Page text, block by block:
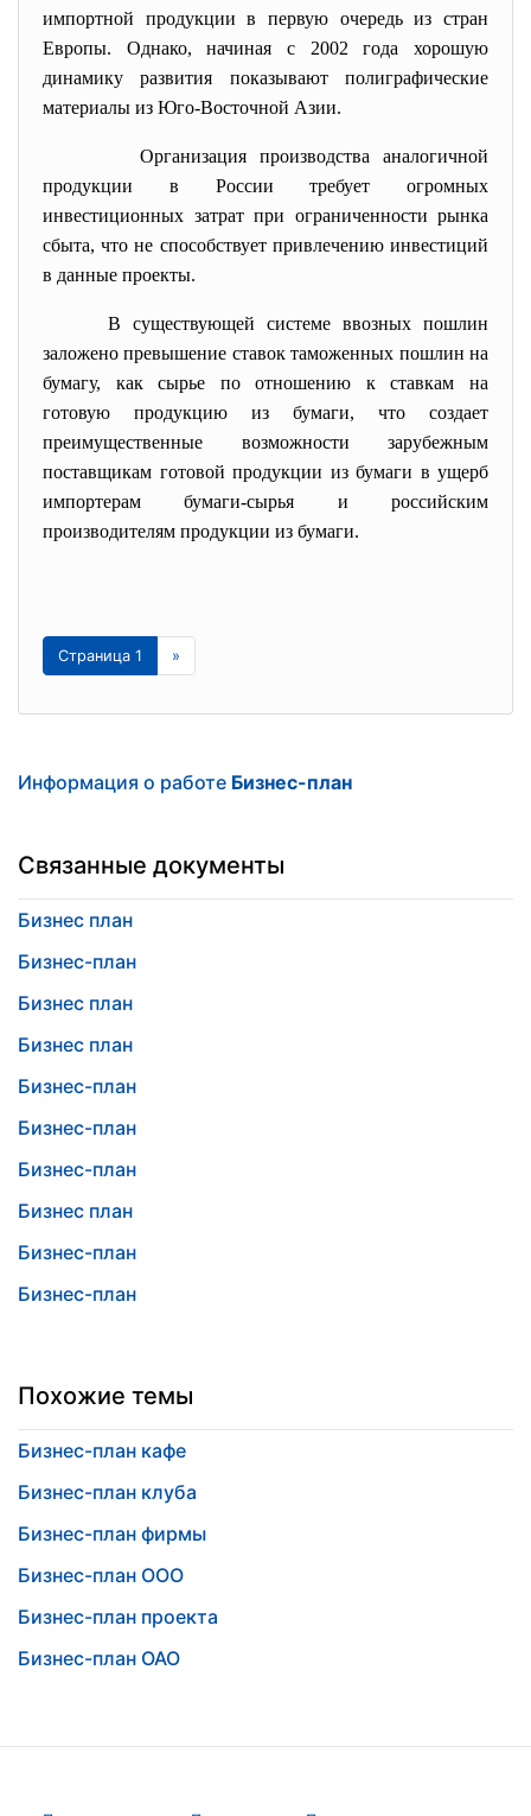
импортной продукции в первую очередь из стран
Европы. Однако, начиная с 2002 года хорошую
динамику развития показывают полиграфические
материалы из Юго-Восточной Азии.
Организация производства аналогичной
продукции в России требует огромных
инвестиционных затрат при ограниченности рынка
сбыта, что не способствует привлечению инвестиций
в данные проекты.
В существующей системе ввозных пошлин
заложено превышение ставок таможенных пошлин на
бумагу, как сырье по отношению к ставкам на
готовую продукцию из бумаги, что создает
преимущественные возможности зарубежным
поставщикам готовой продукции из бумаги в ущерб
импортерам бумаги-сырья и российским
производителям продукции из бумаги.
Страница 1 »
Информация о работе Бизнес-план
Связанные документы
Бизнес план
Бизнес-план
Бизнес план
Бизнес план
Бизнес-план
Бизнес-план
Бизнес-план
Бизнес план
Бизнес-план
Бизнес-план
Похожие темы
Бизнес-план кафе
Бизнес-план клуба
Бизнес-план фирмы
Бизнес-план ООО
Бизнес-план проекта
Бизнес-план ОАО